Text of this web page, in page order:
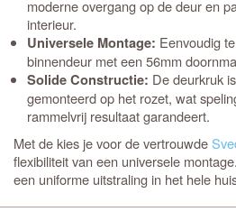
moderne overgang op de deur en
interieur.
Universele Montage: Eenvoudig
binnendeur met een 56mm
Solide Constructie: De deurkruk
gemonteerd op het rozet, wat
rammelvrij resultaat garandeert.
Met dekies je voor de vertrouwde
flexibiliteit van een universele
een uniforme uitstraling in het hele